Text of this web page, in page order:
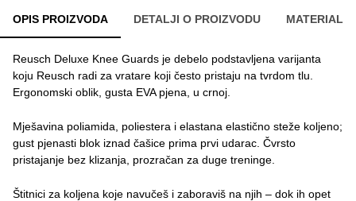
OPIS PROIZVODA DETALJI O PROIZVODU MATERIAL
Reusch Deluxe Knee Guards je debelo podstavljena varijanta
koju Reusch radi za vratare koji često pristaju na tvrdom tlu.
Ergonomski oblik, gusta EVA pjena, u crnoj.
Mješavina poliamida, poliestera i elastana elastično steže koljeno;
gust pjenasti blok iznad čašice prima prvi udarac. Čvrsto
pristajanje bez klizanja, prozračan za duge treninge.
Štitnici za koljena koje navučeš i zaboraviš na njih – dok ih opet